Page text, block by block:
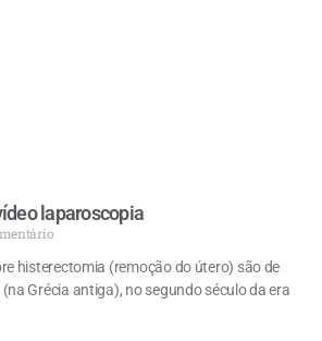
laparoscopia
histerectomia (remoção do útero) são de
Grécia antiga), no segundo século da era